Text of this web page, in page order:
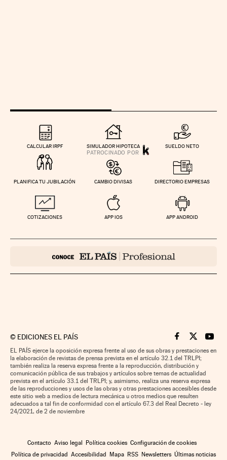
CALCULAR IRPF SIMULADOR HIPOTECA SUELDO NETO
PLANIFICA TU JUBILACIÓN CAMBIO DIVISAS DIRECTORIO EMPRESAS
COTIZACIONES APP IOS APP ANDROID
© EDICIONES EL PAÍS Cinco Días en
Cinco Días
Cinco
EL PAÍS ejerce la oposición expresa frente al uso de sus obras y prestaciones en
la elaboración de revistas de prensa prevista en el artículo 32.1 del TRLPI;
también realiza la reserva expresa frente a la reproducción, distribución y
comunicación pública de sus trabajos y artículos sobre temas de actualidad
prevista en el artículo 33.1 del TRLPI; y, asimismo, realiza una reserva expresa
de las reproducciones y usos de las obras y otras prestaciones accesibles desde
este sitio web a medios de lectura mecánica u otros medios que resulten
adecuados a tal fin de conformidad con el artículo 67.3 del Real Decreto - ley
24/2021, de 2 de noviembre
Contacto Aviso legal Política cookies Configuración de cookies
Política de privacidad Accesibilidad Mapa RSS Newsletters Últimas noticias